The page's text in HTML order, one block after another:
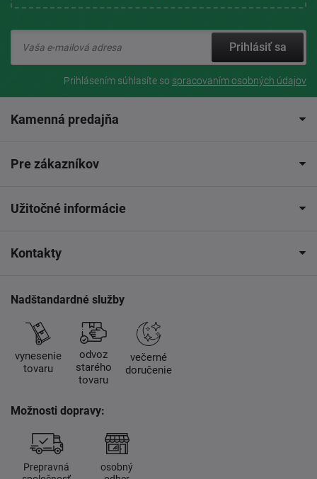
Prihlásiť sa
Prihlásením súhlasíte so spracovaním osobných údajov
Kamenná predajňa
Pre zákazníkov
Užitočné informácie
Kontakty
Nadštandardné služby
vynesenie
tovaru
odvoz
starého
tovaru
večerné
doručenie
Možnosti dopravy:
Prepravná
osobný